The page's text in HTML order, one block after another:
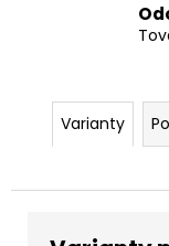
Varianty